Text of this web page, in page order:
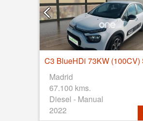
Madrid
67.100 kms.
Diesel - Manual
2022